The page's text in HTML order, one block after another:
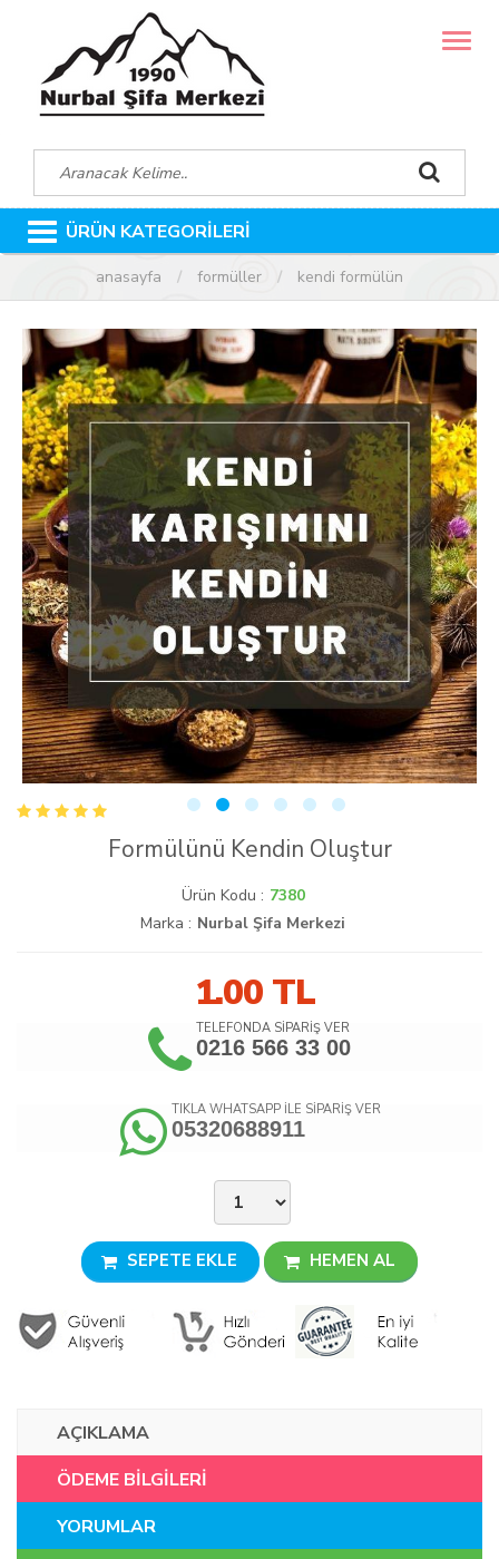
MENÜ
ÜRÜN KATEGORİLERİ
anasayfa formüller kendi formülün
Formülünü Kendin Oluştur
Ürün Kodu : 7380
Marka : Nurbal Şifa Merkezi
1.00TL
TELEFONDA SİPARİŞ VER
0216 566 33 00
TIKLA WHATSAPP İLE SİPARİŞ VER
05320688911
SEPETE EKLE HEMEN AL
AÇIKLAMA
ÖDEME BİLGİLERİ
YORUMLAR